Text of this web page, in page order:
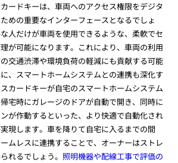
ードキーは、車両へのアクセス権限をデジタ
めの重要なインターフェースとなるでしょ
人だけが車両を使用できるような、柔軟でセ
が可能になります。これにより、車両の利用
交通渋滞や環境負荷の軽減にも貢献する可能
、スマートホームシステムとの連携も深化す
カードキーが自宅のスマートホームシステム
宅時にガレージのドアが自動で開き、同時に
が作動するといった、より快適で自動化され
現します。車を降りて自宅に入るまでの間
ムレスに連携することで、オーナーはストレ
れるでしょう。 照明機器や配線工事で評価の